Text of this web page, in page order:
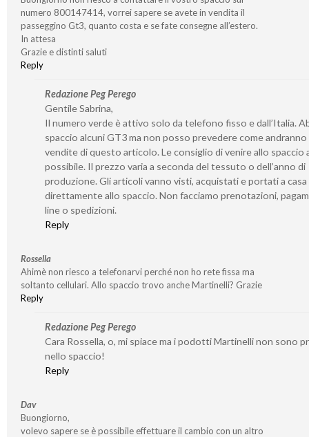
numero 800147414, vorrei sapere se avete in vendita il
passeggino Gt3, quanto costa e se fate consegne all’estero.
In attesa
Grazie e distinti saluti
Reply
Redazione Peg Perego
Gentile Sabrina,
Il numero verde è attivo solo da telefono fisso e dall’Italia.
spaccio alcuni GT3 ma non posso prevedere come andranno
vendite di questo articolo. Le consiglio di venire allo spaccio
possibile. Il prezzo varia a seconda del tessuto o dell’anno di
produzione. Gli articoli vanno visti, acquistati e portati a casa
direttamente allo spaccio. Non facciamo prenotazioni,
line o spedizioni.
Reply
Rossella
Ahimè non riesco a telefonarvi perché non ho rete fissa ma
soltanto cellulari. Allo spaccio trovo anche Martinelli? Grazie
Reply
Redazione Peg Perego
Cara Rossella, o, mi spiace ma i podotti Martinelli non sono
nello spaccio!
Reply
Dav
Buongiorno,
volevo sapere se è possibile effettuare il cambio con un altro